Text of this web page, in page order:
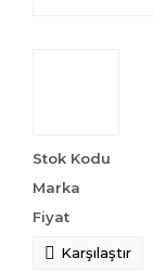
Stok Kodu
Marka
Fiyat
Karşılaştır